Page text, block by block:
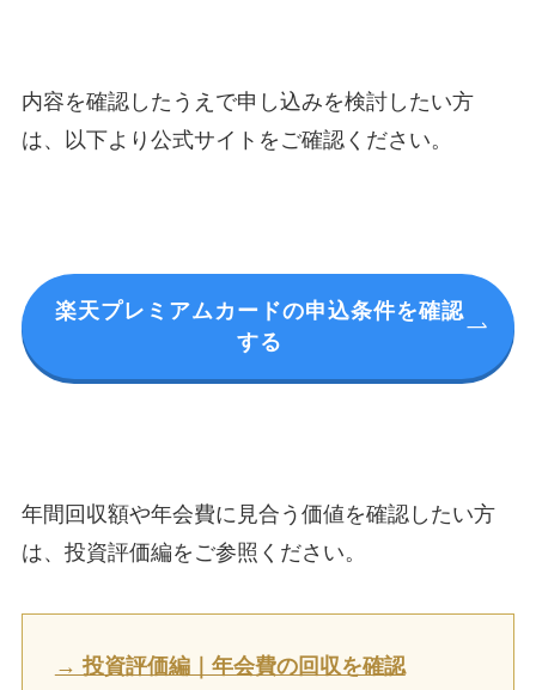
内容を確認したうえで申し込みを検討したい方
は、以下より公式サイトをご確認ください。
楽天プレミアムカードの申込条件を確認
する
年間回収額や年会費に見合う価値を確認したい方
は、投資評価編をご参照ください。
→ 投資評価編｜年会費の回収を確認